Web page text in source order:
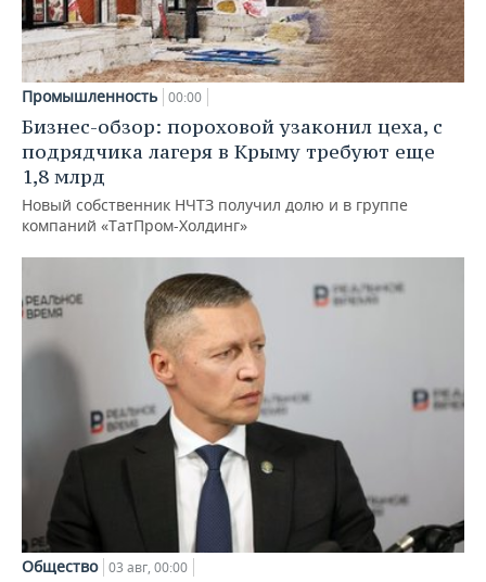
Промышленность 00:00
Бизнес-обзор: пороховой узаконил цеха, с
подрядчика лагеря в Крыму требуют еще
1,8 млрд
Новый собственник НЧТЗ получил долю и в группе
компаний «ТатПром-Холдинг»
Общество 03 авг, 00:00